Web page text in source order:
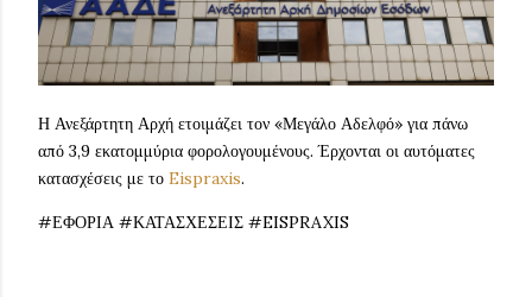
Η Ανεξάρτητη Αρχή ετοιμάζει τον «Μεγάλο Αδελφό» για πάνω
από 3,9 εκατομμύρια φορολογουμένους. Έρχονται οι αυτόματες
κατασχέσεις με το Eispraxis.
#ΕΦΟΡΙΑ #ΚΑΤΑΣΧΕΣΕΙΣ #EISPRAXIS